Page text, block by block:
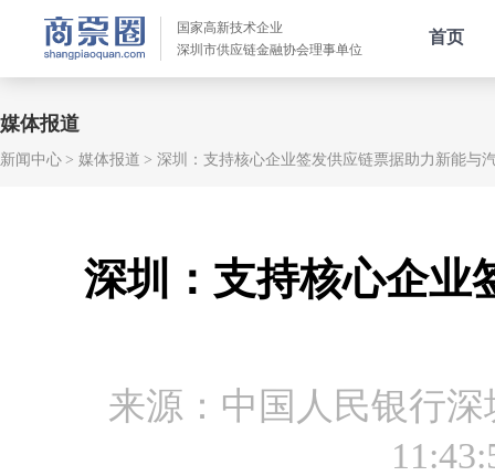
国家高新技术企业
深圳市供应链金融协会理事单位
首页
媒体报道
新闻中心 媒体报道 深圳：支持核心企业签发供应链票据助力新能与
深圳：支持核心企业
来源：中国人民银行